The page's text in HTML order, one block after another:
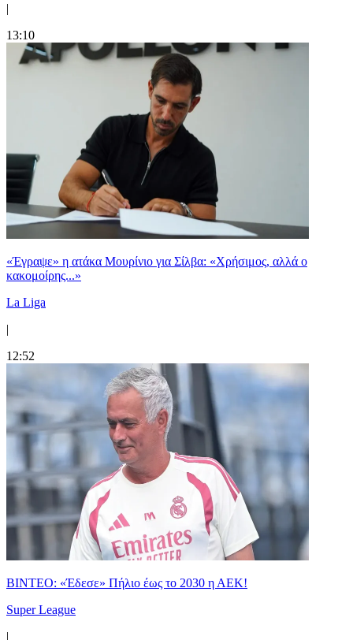
|
13:10
«Έγραψε» η ατάκα Μουρίνιο για Σίλβα: «Χρήσιμος, αλλά ο
κακομοίρης...»
La Liga
|
12:52
ΒΙΝΤΕΟ: «Έδεσε» Πήλιο έως το 2030 η ΑΕΚ!
Super League
|